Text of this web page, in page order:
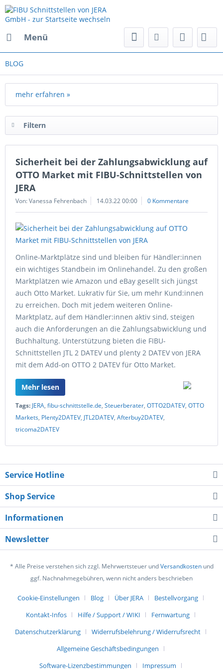
Menü
BLOG
mehr erfahren »
Filtern
Sicherheit bei der Zahlungsabwicklung auf
OTTO Market mit FIBU-Schnittstellen von
JERA
Von: Vanessa Fehrenbach 14.03.22 00:00 0 Kommentare
Online-Marktplätze sind und bleiben für Händler:innen
ein wichtiges Standbein im Onlinehandel. Zu den großen
Marktplätzen wie Amazon und eBay gesellt sich jüngst
auch Otto Market. Lukrativ für Sie, um mehr Kund:innen
zu erreichen. Doch mit jedem weiteren Online-
Marktplatz, auf dem Händler:innen aktiv sind, steigen
auch die Anforderungen an die Zahlungsabwicklung und
Buchhaltung. Unterstützung bieten die FIBU-
Schnittstellen JTL 2 DATEV und plenty 2 DATEV von JERA
mit dem Add-on OTTO 2 DATEV für Otto Market.
Mehr lesen
Tags: JERA, fibu-schnittstelle.de, Steuerberater, OTTO2DATEV, OTTO
Markets, Plenty2DATEV, JTL2DATEV, Afterbuy2DATEV,
tricoma2DATEV
Service Hotline
Shop Service
Informationen
Newsletter
* Alle Preise verstehen sich zzgl. Mehrwertsteuer undVersandkostenund
ggf. Nachnahmegebühren, wenn nicht anders beschrieben
Cookie-Einstellungen Blog Über JERA
Bestellvorgang
Kontakt-Infos
Hilfe / Support / WIKI
Fernwartung
Datenschutzerklärung
Widerrufsbelehrung / Widerrufsrecht
Allgemeine Geschäftsbedingungen
Software-Lizenzbestimmungen
Impressum